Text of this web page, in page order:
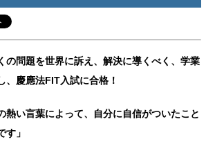
の問題を世界に訴え、解決に導くべく、学業
、慶應法FIT入試に合格！
熱い言葉によって、自分に自信がついたこと
す」